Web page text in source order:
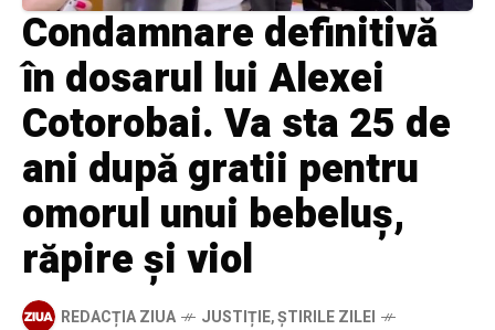
Condamnare definitivă
în dosarul lui Alexei
Cotorobai. Va sta 25 de
ani după gratii pentru
omorul unui bebeluș,
răpire și viol
REDACȚIA ZIUA JUSTIȚIE,ȘTIRILE ZILEI